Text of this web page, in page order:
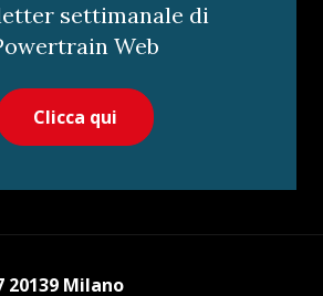
settimanale di
Web
Clicca qui
20139 Milano